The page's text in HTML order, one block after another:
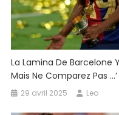
La Lamina De Barcelone
Mais Ne Comparez Pas
29 avril 2025 Leo